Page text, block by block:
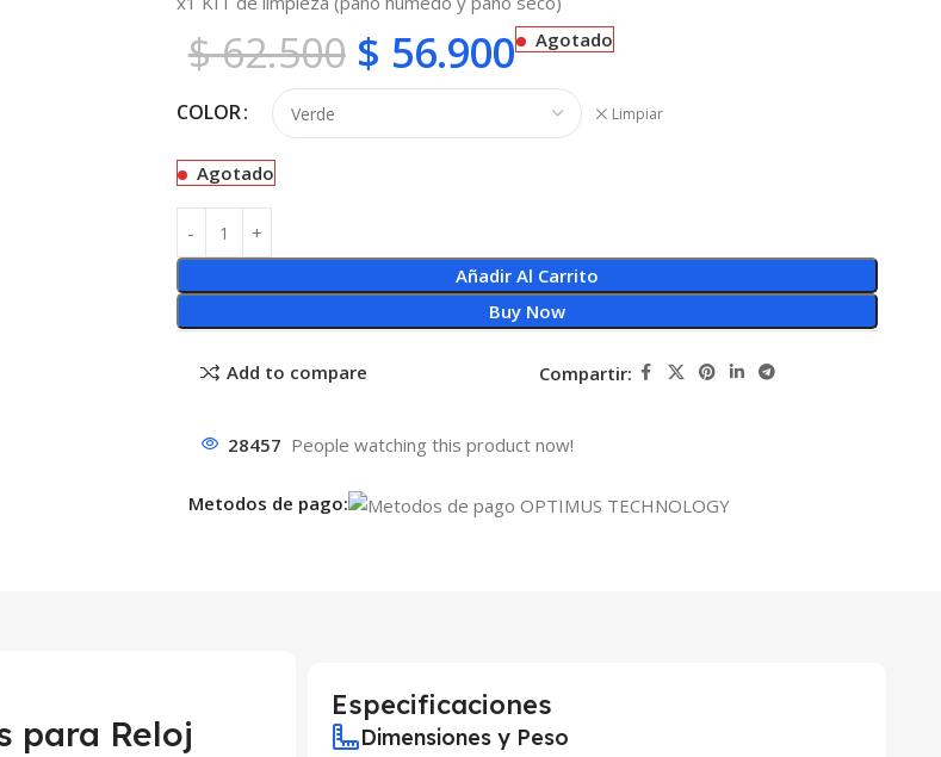
$62.500 $ 56.900 Agotado
COLOR Limpiar
Agotado
Añadir Al Carrito
Buy Now
Add to compare Compartir:
28457 People watching this product now!
Metodos de pago:
para Reloj
Especificaciones
Dimensiones y Peso